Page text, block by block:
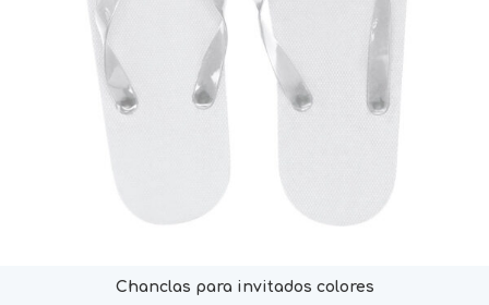
Chanclas para invitados colores